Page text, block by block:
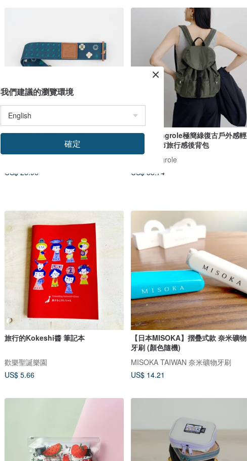
行李束帶/經典花色/沉穩藍
US$ 28.96
supportingrole極簡綠復古戶外感輕
盈日常城市旅行感後背包
supportingrole
US$ 83.74
旅行的Kokeshi醬 筆記本
歡樂聖誕樂園
US$ 5.66
【日本MISOKA】摺疊式款 奈米礦物
牙刷 (顏色隨機)
MISOKA TAIWAN 奈米礦物牙刷
US$ 14.21
我們建議的瀏覽環境
確定